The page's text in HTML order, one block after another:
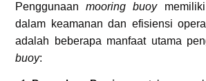
Penggunaanmooring buoymemiliki
dalam keamanan dan efisiensi
adalah beberapa manfaat utama
buoy: